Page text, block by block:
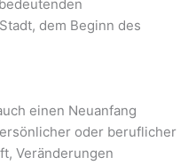
dem Beginn des
einen Neuanfang
oder beruflicher
Veränderungen